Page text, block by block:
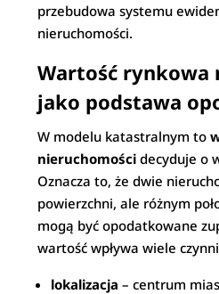
przebudowa systemu
nieruchomości.
Wartość rynkowa
jako podstawa
W modelu katastralnym to
nieruchomości decyduje o
Oznacza to, że dwie
powierzchni, ale różnym
mogą być opodatkowane
wartość wpływa wiele
lokalizacja – centrum